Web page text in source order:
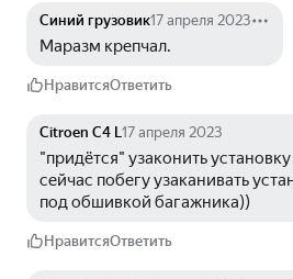
Синий грузовик17 апреля 2023
Маразм крепчал.
НравитсяОтветить
Citroen C4 L17 апреля 2023
"придётся" узаконить
сейчас побегу узаканивать
под обшивкой багажника))
НравитсяОтветить